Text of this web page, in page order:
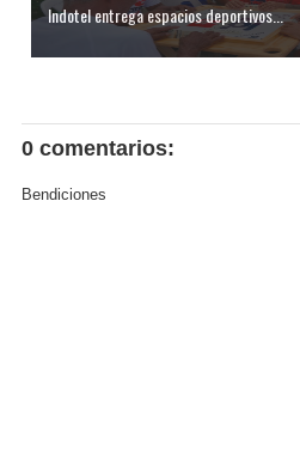
Indotel entrega espacios deportivos...
0 comentarios:
Bendiciones